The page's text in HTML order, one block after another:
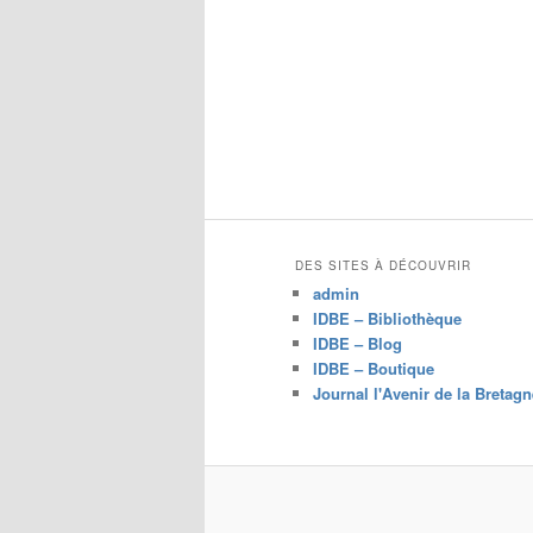
DES SITES À DÉCOUVRIR
admin
IDBE – Bibliothèque
IDBE – Blog
IDBE – Boutique
Journal l'Avenir de la